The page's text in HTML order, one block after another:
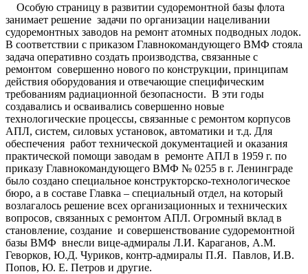
Особую страницу в развитии судоремонтной базы флота
занимает решение задачи по организации нацеливании
судоремонтных заводов на ремонт атомных подводных лодок.
В соответствии с приказом Главнокомандующего ВМФ стояла
задача оперативно создать производства, связанные с
ремонтом совершенно нового по конструкции, принципам
действия оборудования и отвечающие специфическим
требованиям радиационной безопасности. В эти годы
создавались и осваивались совершенно новые
технологические процессы, связанные с ремонтом корпусов
АПЛ, систем, силовых установок, автоматики и т.д. Для
обеспечения работ технической документацией и оказания
практической помощи заводам в ремонте АПЛ в 1959 г. по
приказу Главнокомандующего ВМФ № 0255 в г. Ленинграде
было создано специальное конструкторско-технологическое
бюро, а в составе Главка – специальный отдел, на который
возлагалось решение всех организационных и технических
вопросов, связанных с ремонтом АПЛ. Огромный вклад в
становление, создание и совершенствование судоремонтной
базы ВМФ внесли вице-адмиралы Л.И. Караганов, А.М.
Геворков, Ю.Д. Чуриков, контр-адмиралы П.Я. Павлов, И.В.
Попов, Ю. Е. Петров и другие.